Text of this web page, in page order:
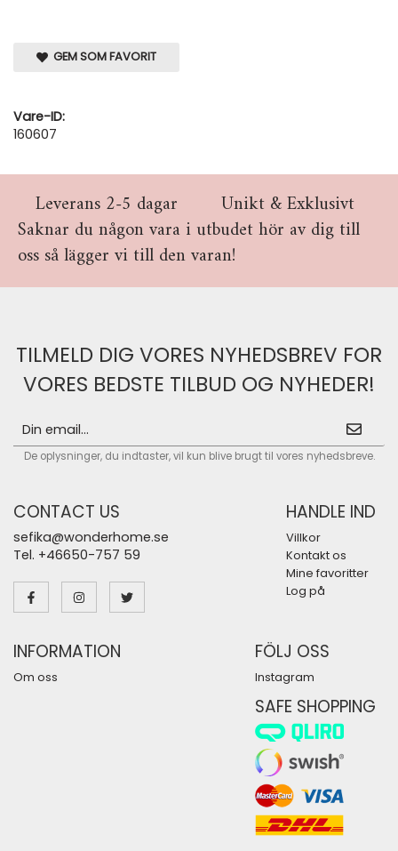
GEM SOM FAVORIT
Vare-ID:
160607
Leverans 2-5 dagar
Unikt & Exklusivt
Saknar du någon vara i utbudet hör av dig till
oss så lägger vi till den varan!
TILMELD DIG VORES NYHEDSBREV FOR
VORES BEDSTE TILBUD OG NYHEDER!
De oplysninger, du indtaster, vil kun blive brugt til vores nyhedsbreve.
CONTACT US
sefika@wonderhome.se
Tel. +46650-757 59
HANDLE IND
Villkor
Kontakt os
Mine favoritter
Log på
INFORMATION
Om oss
FÖLJ OSS
Instagram
SAFE SHOPPING